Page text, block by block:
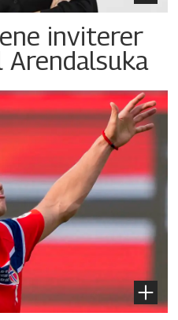
inviterer
Arendalsuka